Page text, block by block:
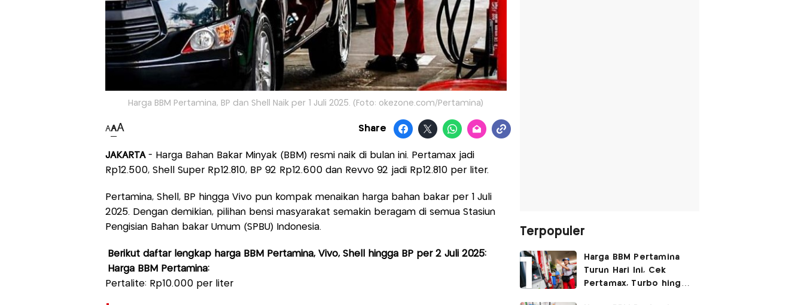
Harga BBM Pertamina, BP dan Shell Naik per 1 Juli 2025. (Foto: okezone.com/Pertamina)
AAA Share
JAKARTA - Harga Bahan Bakar Minyak (BBM) resmi naik di bulan ini. Pertamax jadi
Rp12.500, Shell Super Rp12.810, BP 92 Rp12.600 dan Revvo 92 jadi Rp12.810 per liter.
Pertamina, Shell, BP hingga Vivo pun kompak menaikan harga bahan bakar per 1 Juli
2025. Dengan demikian, pilihan bensi masyarakat semakin beragam di semua Stasiun
Pengisian Bahan bakar Umum (SPBU) Indonesia.
Berikut daftar lengkap harga BBM Pertamina, Vivo, Shell hingga BP per 2 Juli 2025:
Harga BBM Pertamina:
Pertalite: Rp10.000 per liter
Terpopuler
Harga BBM Pertamina
Turun Hari Ini, Cek
Pertamax, Turbo hingga